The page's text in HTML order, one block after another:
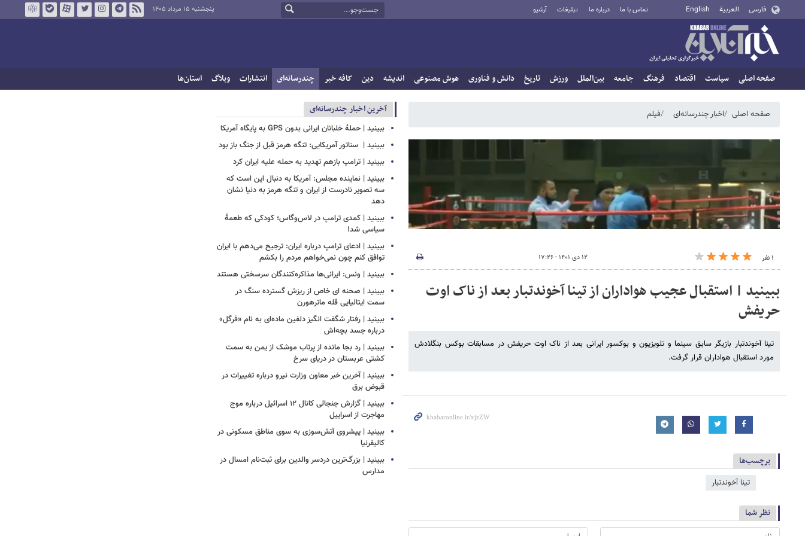
فارسی العربية English تماس با ما درباره ما تبلیغات آرشیو پنجشنبه ۱۵ مرداد ۱۴۰۵
صفحه اصلی سیاست اقتصاد فرهنگ جامعه بین‌الملل ورزش تاریخ دانش و فناوری هوش مصنوعی اندیشه دین کافه خبر چندرسانه‌ای انتشارات وبلاگ استان‌ها
صفحه اصلی اخبار چندرسانه‌ای فیلم
۱ نفر ۱۲ دی ۱۴۰۱ - ۱۷:۲۶
ببینید | استقبال عجیب هواداران از تینا آخوندتبار بعد از ناک اوت
حریفش
تینا آخوندتبار بازیگر سابق سینما و تلویزیون و بوکسور ایرانی بعد از ناک اوت حریفش در مسابقات بوکس بنگلادش
مورد استقبال هواداران قرار گرفت.
برچسب‌ها
تینا آخوندتبار
نظر شما
آخرین اخبار چندرسانه‌ای
ببینید | حملۀ خلبانان ایرانی بدون GPS به پایگاه آمریکا
ببینید | ‏ سناتور آمریکایی: تنگه هرمز قبل از جنگ باز بود
ببینید | ترامپ بازهم تهدید به حمله علیه ایران کرد
ببینید | نماینده مجلس: آمریکا به دنبال این است که
سه تصویر نادرست از ایران و تنگه هرمز به دنیا نشان
دهد
ببینید | کمدی ترامپ در لاس‌وگاس؛ کودکی که طعمۀ
سیاسی شد!
ببینید | ادعای ترامپ درباره ایران: ترجیح می‌دهم با ایران
توافق کنم چون نمی‌خواهم مردم را بکشم
ببینید | ونس: ایرانی‌ها مذاکره‌کنندگان سرسختی هستند
ببینید | صحنه ای خاص از ریزش گسترده سنگ در
سمت ایتالیایی قله ماترهورن
ببینید | رفتار شگفت انگیز دلفین ماده‌ای به نام «فرگل»
درباره جسد بچه‌اش
ببینید | رد بجا مانده از پرتاب موشک از یمن به سمت
کشتی‌ عربستان در دریای سرخ
ببینید | آخرین خبر معاون وزارت نیرو درباره تغییرات در
قبوض برق
ببینید | گزارش جنجالی کانال ۱۲ اسرائیل درباره موج
مهاجرت از اسراییل
ببینید | پیشروی آتش‌سوزی به سوی مناطق مسکونی در
کالیفرنیا
ببینید | بزرگ‌ترین دردسر والدین برای ثبت‌نام امسال در
مدارس